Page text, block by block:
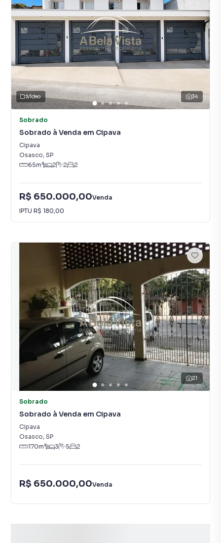
34
Vídeo
Sobrado
Sobrado à Venda em Cipava
Cipava
Osasco, SP
65m² 2 2 2
R$ 650.000,00Venda
IPTU R$ 180,00
21
Sobrado
Sobrado à Venda em Cipava
Cipava
Osasco, SP
170m² 3 5 2
R$ 650.000,00Venda